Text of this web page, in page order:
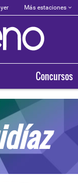
Más estaciones
Concursos